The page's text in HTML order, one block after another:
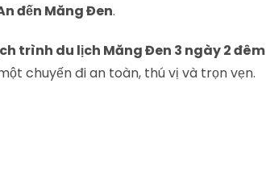
đến Măng Đen.
trình du lịch Măng Đen 3 ngày 2 đêm
chuyến đi an toàn, thú vị và trọn vẹn.